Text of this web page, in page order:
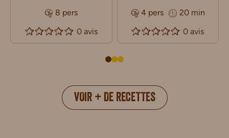
8 pers
0 avis
4 pers
20 min
0 avis
VOIR + DE RECETTES